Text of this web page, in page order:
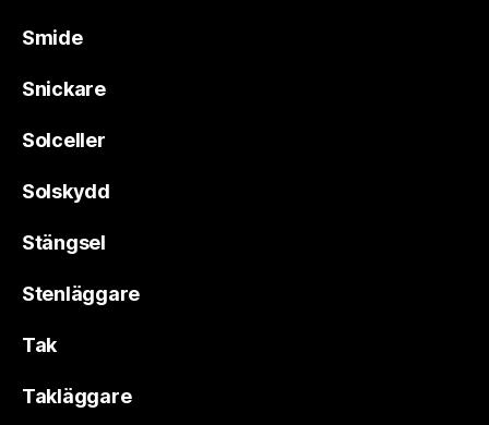
Smide
Snickare
Solceller
Solskydd
Stängsel
Stenläggare
Tak
Takläggare